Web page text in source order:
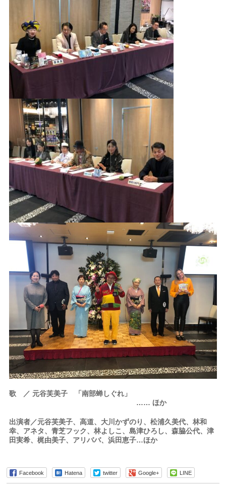
歌 ／ 元谷芙美子 「南部蝉しぐれ」
…… ほか
出演者／元谷芙美子、高道、大川かずのり、松浦久美代、林和
幸、アネタ、青芝フック、林よしこ、島津ひろし、森脇公代、津
田実希、梶由美子、アリババ、浜田恵子…ほか
Facebook Hatena twitter Google+ LINE